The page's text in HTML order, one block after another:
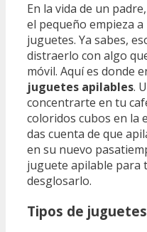
En la vida de un
el pequeño empieza
juguetes. Ya sabes,
distraerlo con algo
móvil. Aquí es donde
juguetes apilables.
concentrarte en tu
coloridos cubos en la
das cuenta de que
en su nuevo
juguete apilable para
desglosarlo.
Tipos de